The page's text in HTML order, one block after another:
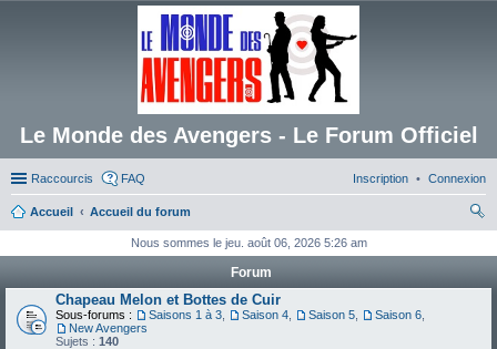
Le Monde des Avengers - Le Forum Officiel
Raccourcis FAQ Connexion
Inscription
Accueil
Accueil du forum
ch
Nous sommes le jeu. août 06, 2026 5:26 am
Forum
Chapeau Melon et Bottes de Cuir
Sous-forums : Saisons 1 à 3 Saison 4 Saison 5 Saison 6
New Avengers
Sujets : 140